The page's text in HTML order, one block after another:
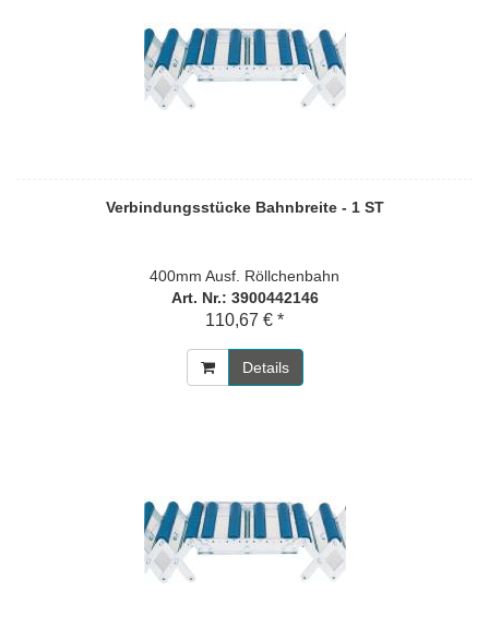
Verbindungsstücke Bahnbreite - 1 ST
400mm Ausf. Röllchenbahn
Art. Nr.: 3900442146
110,67 € *
Details